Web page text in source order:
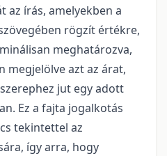
az írás, amelyekben a
rögzít értékre,
meghatározva,
megjelölve azt az árat,
jut egy adott
Ez a fajta jogalkotás
tekintettel az
így arra, hogy